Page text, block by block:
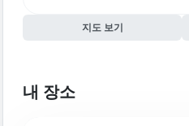
지도 보기
내 장소